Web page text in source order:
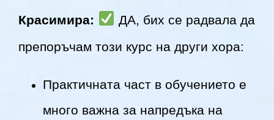
Красимира:
ДА, бих се радвала да
препоръчам този курс на други хора:
Практичната част в обучението е
много важна за напредъка на